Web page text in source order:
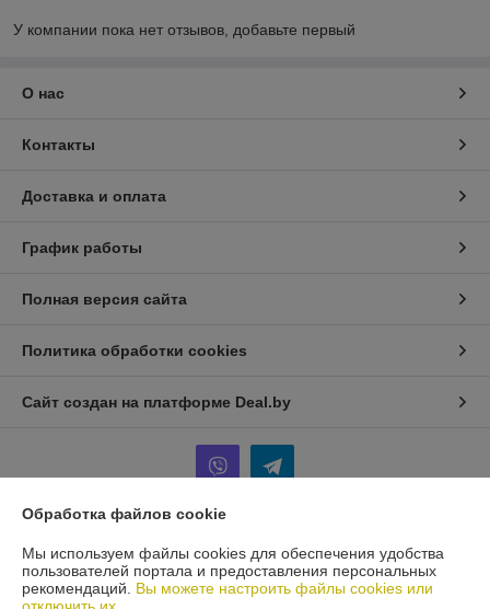
У компании пока нет отзывов, добавьте первый
О нас
Контакты
Доставка и оплата
График работы
Полная версия сайта
Политика обработки cookies
Сайт создан на платформе Deal.by
Информация для покупателя
Юридическое лицо:ИП Терещенко Игорь Анатольевич
Минск
Обработка файлов cookie
Мы используем файлы cookies для обеспечения удобства
пользователей портала и предоставления персональных
рекомендаций. Вы можете настроить файлы cookies или